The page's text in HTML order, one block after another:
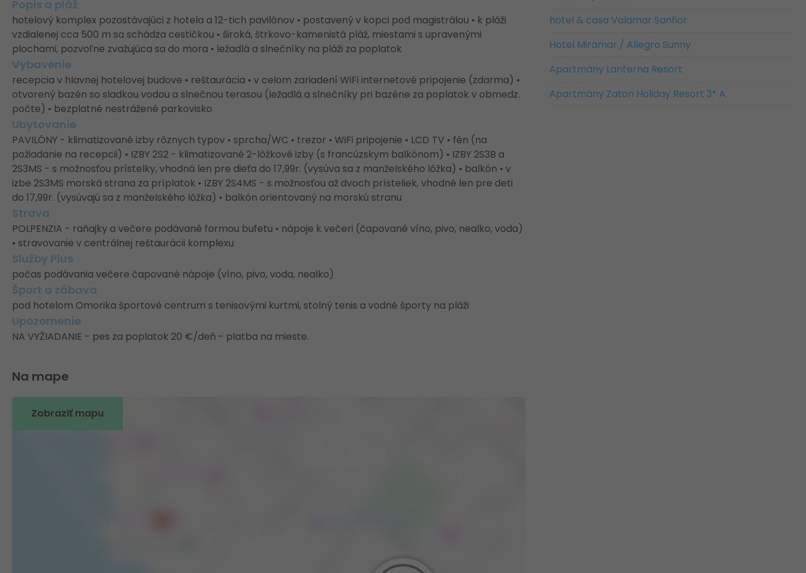
Popis a pláž
hotelový komplex pozostávajúci z hotela a 12-tich pavilónov • postavený v kopci pod magistrálou • k pláži
vzdialenej cca 500 m sa schádza cestičkou • široká, štrkovo-kamenistá pláž, miestami s upravenými
plochami, pozvoľne zvažujúca sa do mora • ležadlá a slnečníky na pláži za poplatok
Vybavenie
recepcia v hlavnej hotelovej budove • reštaurácia • v celom zariadení WiFi internetové pripojenie (zdarma) •
otvorený bazén so sladkou vodou a slnečnou terasou (ležadlá a slnečníky pri bazéne za poplatok v obmedz.
počte) • bezplatné nestrážené parkovisko
Ubytovanie
PAVILÓNY - klimatizované izby rôznych typov • sprcha/WC • trezor • WiFi pripojenie • LCD TV • fén (na
požiadanie na recepcii) • IZBY 2S2 - klimatizované 2-lôžkové izby (s francúzskym balkónom) • IZBY 2S3B a
2S3MS - s možnosťou prístelky, vhodná len pre dieťa do 17,99r. (vysúva sa z manželského lôžka) • balkón • v
izbe 2S3MS morská strana za príplatok • IZBY 2S4MS - s možnosťou až dvoch prísteliek, vhodné len pre deti
do 17,99r. (vysúvajú sa z manželského lôžka) • balkón orientovaný na morskú stranu
Strava
POLPENZIA - raňajky a večere podávané formou bufetu • nápoje k večeri (čapované víno, pivo, nealko, voda)
• stravovanie v centrálnej reštaurácii komplexu
Služby Plus
počas podávania večere čapované nápoje (víno, pivo, voda, nealko)
Šport a zábava
pod hotelom Omorika športové centrum s tenisovými kurtmi, stolný tenis a vodné športy na pláži
Upozornenie
NA VYŽIADANIE - pes za poplatok 20 €/deň - platba na mieste.
Na mape
Zobraziť mapu
hotel & casa Valamar Sanfior
Hotel Miramar / Allegro Sunny
Apartmány Lanterna Resort
Apartmány Zaton Holiday Resort 3* A